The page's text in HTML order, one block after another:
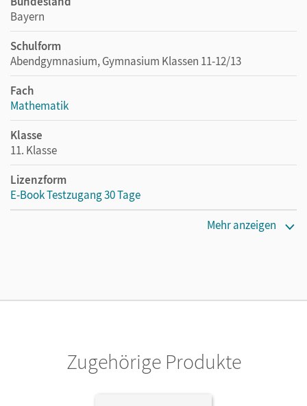
Bayern
Schulform
Abendgymnasium, Gymnasium Klassen 11-12/13
Fach
Mathematik
Klasse
11. Klasse
Lizenzform
E-Book Testzugang 30 Tage
Mehr anzeigen
Zugehörige Produkte